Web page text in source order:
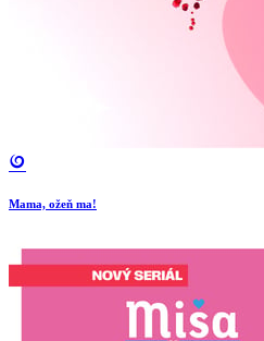
Mama, ožeň ma!